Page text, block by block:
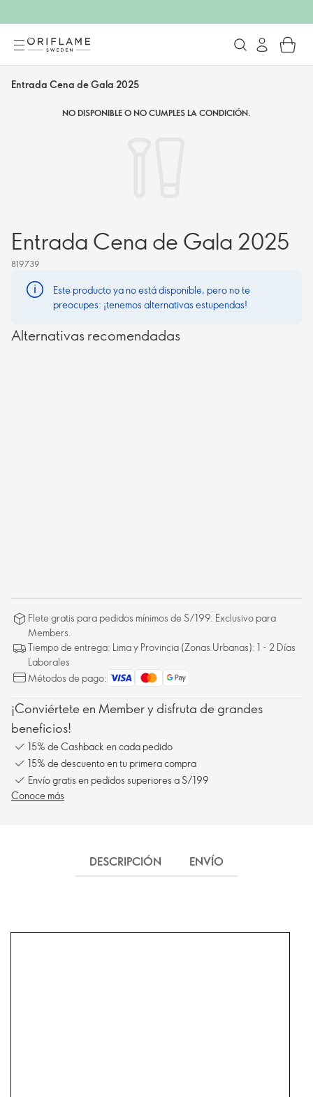
Entrada Cena de Gala 2025
NO DISPONIBLE O NO CUMPLES LA CONDICIÓN.
Entrada Cena de Gala 2025
819739
Este producto ya no está disponible, pero no te
preocupes: ¡tenemos alternativas estupendas!
Alternativas recomendadas
Flete gratis para pedidos mínimos de S/199. Exclusivo para
Members.
Tiempo de entrega: Lima y Provincia (Zonas Urbanas): 1 - 2 Días
Laborales
Métodos de pago:
¡Conviértete en Member y disfruta de grandes
beneficios!
15% de Cashback en cada pedido
15% de descuento en tu primera compra
Envío gratis en pedidos superiores a S/199
Conoce más
DESCRIPCIÓN ENVÍO